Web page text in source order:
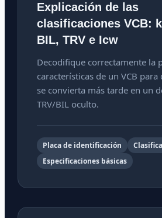
Explicación de las
clasificaciones VCB:
BIL, TRV e Icw
Decodifique correctamente la
características de un VCB para
se convierta más tarde en un
TRV/BIL oculto.
Placa de identificación
Especificaciones básicas